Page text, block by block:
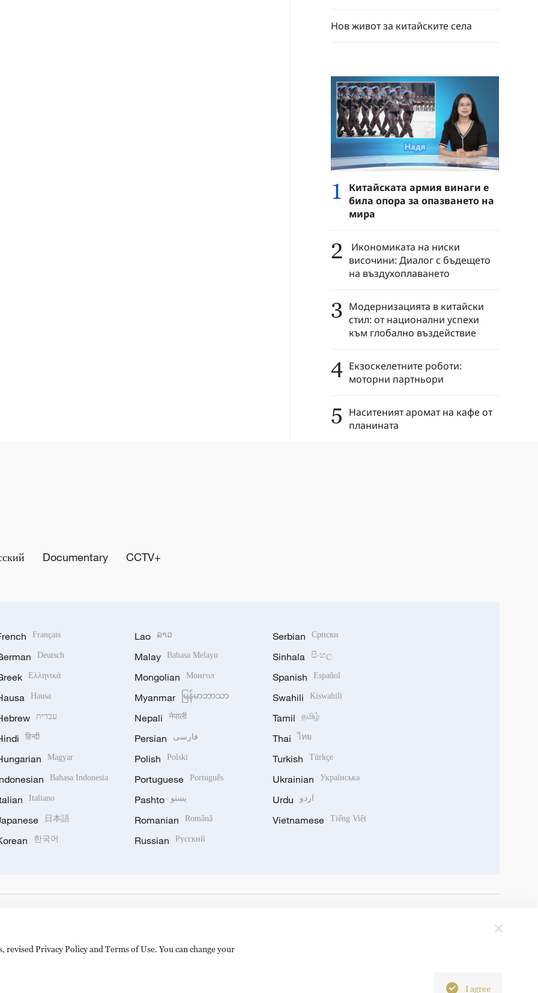
Нов живот за китайските села
1
Китайската армия винаги е
била опора за опазването на
мира
2
Икономиката на ниски
височини: Диалог с бъдещето
на въздухоплаването
3 Модернизацията в китайски
стил: от национални успехи
към глобално въздействие
4 Екзоскелетните роботи:
моторни партньори
5 Наситеният аромат на кафе от
планината
Documentary CCTV+
Français
Deutsch
Ελληνικά
Hausa
עברית
हिन्दी
Magyar
Bahasa Indonesia
Italiano
日本語
한국어
Lao ລາວ
Malay Bahasa Melayu
Mongolian Монгол
Myanmar မြန်မာဘာသာ
Nepali नेपाली
Persian فارسی
Polish Polski
Portuguese Português
Pashto پښتو
Romanian Română
Russian Русский
Serbian Српски
Sinhala සිංහල
Spanish Español
Swahili Kiswahili
Tamil தமிழ்
Thai ไทย
Turkish Türkçe
Ukrainian Українська
Urdu اردو
Vietnamese Tiếng Việt
Road, Beijing, China. 100040
Privacy Policy and Terms of Use. You can change your
I agree